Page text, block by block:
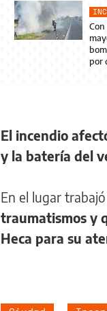
por
El incendio
y la batería del
En el lugar
traumatismos y
Heca para su